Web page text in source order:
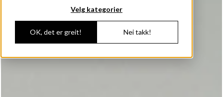
Velg kategorier
OK, det er greit! Nei takk!